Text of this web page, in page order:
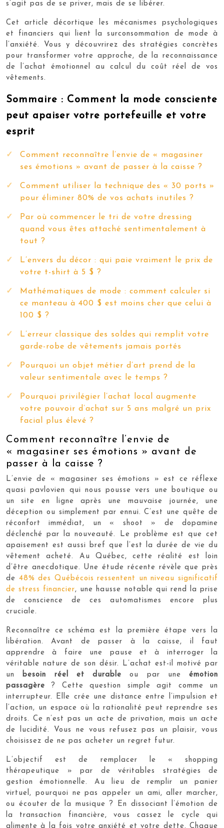
s’agit pas de se priver, mais de se libérer.
Cet article décortique les mécanismes psychologiques
et financiers qui lient la surconsommation de mode à
l’anxiété. Vous y découvrirez des stratégies concrètes
pour transformer votre approche, de la reconnaissance
de l’achat émotionnel au calcul du coût réel de vos
vêtements.
Sommaire : Comment la mode consciente
peut apaiser votre portefeuille et votre
esprit
Comment reconnaître l’envie de « magasiner
ses émotions » avant de passer à la caisse ?
Comment utiliser la technique des « 30 ports »
pour éliminer 80% de vos achats inutiles ?
Par où commencer le tri de votre dressing
quand vous êtes attaché sentimentalement à
tout ?
L’envers du décor : qui paie vraiment le prix de
votre t-shirt à 5 $ ?
Mathématiques de mode : comment calculer si
ce manteau à 400 $ est moins cher que celui à
100 $ ?
L’erreur classique des soldes qui remplit votre
garde-robe de vêtements jamais portés
Pourquoi un objet métier d’art prend de la
valeur sentimentale avec le temps ?
Pourquoi privilégier l’achat local augmente
votre pouvoir d’achat sur 5 ans malgré un prix
facial plus élevé ?
Comment reconnaître l’envie de
« magasiner ses émotions » avant de
passer à la caisse ?
L’envie de « magasiner ses émotions » est ce réflexe
quasi pavlovien qui nous pousse vers une boutique ou
un site en ligne après une mauvaise journée, une
déception ou simplement par ennui. C’est une quête de
réconfort immédiat, un « shoot » de dopamine
déclenché par la nouveauté. Le problème est que cet
apaisement est aussi bref que l’est la durée de vie du
vêtement acheté. Au Québec, cette réalité est loin
d’être anecdotique. Une étude récente révèle que près
de 48% des Québécois ressentent un niveau significatif
de stress financier, une hausse notable qui rend la prise
de conscience de ces automatismes encore plus
cruciale.
Reconnaître ce schéma est la première étape vers la
libération. Avant de passer à la caisse, il faut
apprendre à faire une pause et à interroger la
véritable nature de son désir. L’achat est-il motivé par
unbesoin réel et durable ou par une émotion
passagère ? Cette question simple agit comme un
interrupteur. Elle crée une distance entre l’impulsion et
l’action, un espace où la rationalité peut reprendre ses
droits. Ce n’est pas un acte de privation, mais un acte
de lucidité. Vous ne vous refusez pas un plaisir, vous
choisissez de ne pas acheter un regret futur.
L’objectif est de remplacer le « shopping
thérapeutique » par de véritables stratégies de
gestion émotionnelle. Au lieu de remplir un panier
virtuel, pourquoi ne pas appeler un ami, aller marcher,
ou écouter de la musique ? En dissociant l’émotion de
la transaction financière, vous cassez le cycle qui
alimente à la fois votre anxiété et votre dette. Chaque